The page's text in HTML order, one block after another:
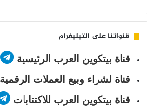
قنواتنا على التيليغرام
قناة بيتكوين العرب الرئيسية
قناة لشراء وبيع العملات الرقمية
قناة بيتكوين العرب للاكتتابات